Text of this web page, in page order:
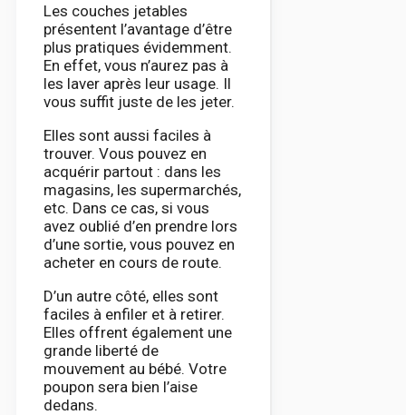
Les couches jetables
présentent l’avantage d’être
plus pratiques évidemment.
En effet, vous n’aurez pas à
les laver après leur usage. Il
vous suffit juste de les jeter.
Elles sont aussi faciles à
trouver. Vous pouvez en
acquérir partout : dans les
magasins, les supermarchés,
etc. Dans ce cas, si vous
avez oublié d’en prendre lors
d’une sortie, vous pouvez en
acheter en cours de route.
D’un autre côté, elles sont
faciles à enfiler et à retirer.
Elles offrent également une
grande liberté de
mouvement au bébé. Votre
poupon sera bien l’aise
dedans.